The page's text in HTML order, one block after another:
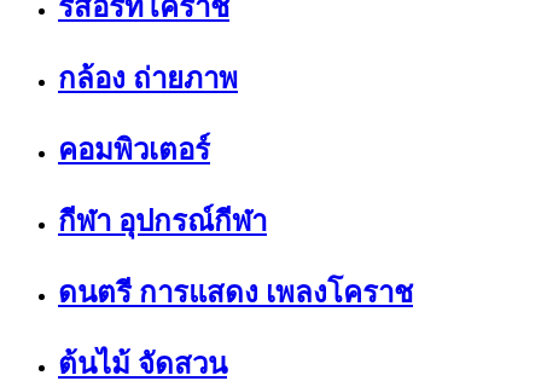
รีสอร์ทโคราช
กล้อง ถ่ายภาพ
คอมพิวเตอร์
กีฬา อุปกรณ์กีฬา
ดนตรี การแสดง เพลงโคราช
ต้นไม้ จัดสวน